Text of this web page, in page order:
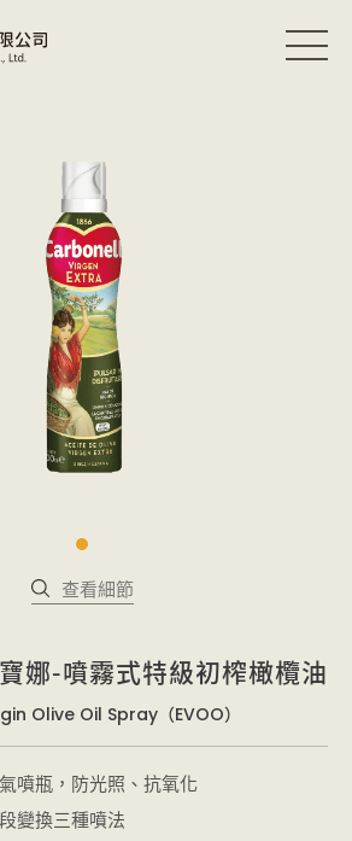
查看細節
娜-噴霧式特級初榨橄欖油
Olive Oil Spray（EVOO）
噴瓶，防光照、抗氧化
變換三種噴法